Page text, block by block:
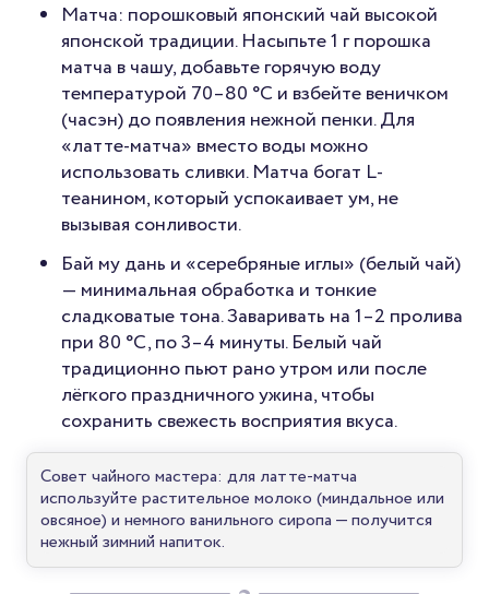
Матча: порошковый японский чай высокой
японской традиции. Насыпьте 1 г порошка
матча в чашу, добавьте горячую воду
температурой 70–80 °C и взбейте веничком
(часэн) до появления нежной пенки. Для
«латте-матча» вместо воды можно
использовать сливки. Матча богат L-
теанином, который успокаивает ум, не
вызывая сонливости.
Бай му дань и «серебряные иглы» (белый чай)
— минимальная обработка и тонкие
сладковатые тона. Заваривать на 1–2 пролива
при 80 °C, по 3–4 минуты. Белый чай
традиционно пьют рано утром или после
лёгкого праздничного ужина, чтобы
сохранить свежесть восприятия вкуса.
Совет чайного мастера: для латте-матча
используйте растительное молоко (миндальное или
овсяное) и немного ванильного сиропа — получится
нежный зимний напиток.